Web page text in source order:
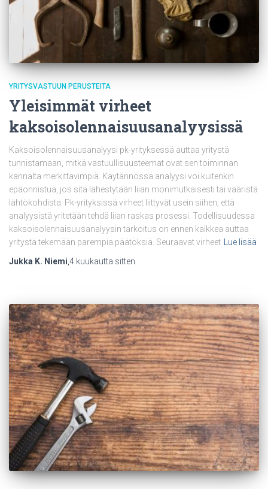
YRITYSVASTUUN PERUSTEITA
Yleisimmät virheet
kaksoisolennaisuusanalyysissä
Kaksoisolennaisuusanalyysi pk-yrityksessä auttaa yritystä
tunnistamaan, mitkä vastuullisuusteemat ovat sen toiminnan
kannalta merkittävimpiä. Käytännössä analyysi voi kuitenkin
epäonnistua, jos sitä lähestytään liian monimutkaisesti tai vääristä
lähtökohdista. Pk-yrityksissä virheet liittyvät usein siihen, että
analyysistä yritetään tehdä liian raskas prosessi. Todellisuudessa
kaksoisolennaisuusanalyysin tarkoitus on ennen kaikkea auttaa
yritystä tekemään parempia päätöksiä. Seuraavat virheet Lue lisää
Jukka K. Niemi,4 kuukautta sitten